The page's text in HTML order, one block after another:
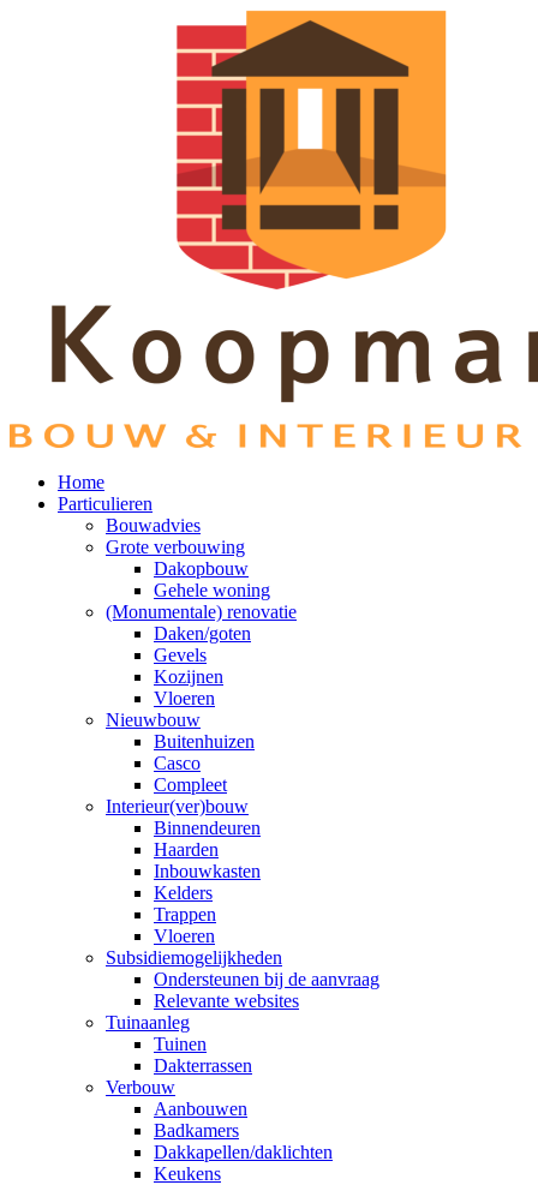
Home
Particulieren
Bouwadvies
Grote verbouwing
Dakopbouw
Gehele woning
(Monumentale) renovatie
Daken/goten
Gevels
Kozijnen
Vloeren
Nieuwbouw
Buitenhuizen
Casco
Compleet
Interieur(ver)bouw
Binnendeuren
Haarden
Inbouwkasten
Kelders
Trappen
Vloeren
Subsidiemogelijkheden
Ondersteunen bij de aanvraag
Relevante websites
Tuinaanleg
Tuinen
Dakterrassen
Verbouw
Aanbouwen
Badkamers
Dakkapellen/daklichten
Keukens